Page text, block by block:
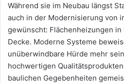
Während sie im Neubau längst
auch in der Modernisierung von
gewünscht: Flächenheizungen in
Decke. Moderne Systeme
unüberwindbare Hürde mehr
hochwertigen
baulichen Gegebenheiten